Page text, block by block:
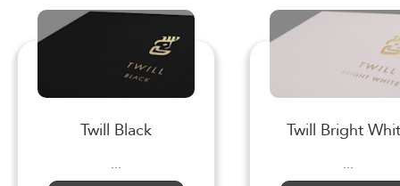
Twill Black
...
Twill Bright
...